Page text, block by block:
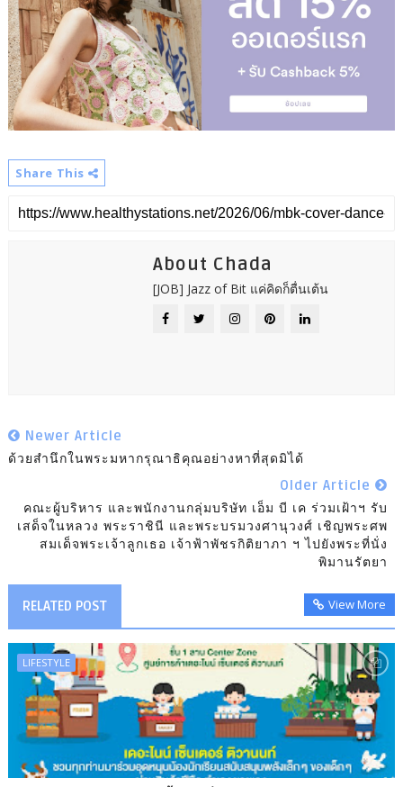
Share This
About Chada
[JOB] Jazz of Bit แค่คิดก็ตื่นเต้น
Newer Article
ด้วยสำนึกในพระมหากรุณาธิคุณอย่างหาที่สุดมิได้
Older Article
คณะผู้บริหาร และพนักงานกลุ่มบริษัท เอ็ม บี เค ร่วมเฝ้าฯ รับ
เสด็จในหลวง พระราชินี และพระบรมวงศานุวงศ์ เชิญพระศพ
สมเด็จพระเจ้าลูกเธอ เจ้าฟ้าพัชรกิติยาภา ฯ ไปยังพระที่นั่ง
พิมานรัตยา
RELATED POST View More
LIFESTYLE